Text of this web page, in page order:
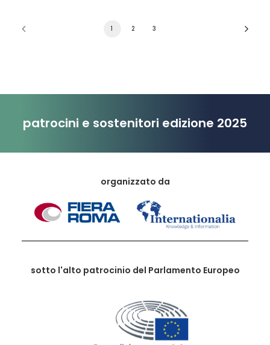
1 2 3
patrocini e sostenitori edizione 2025
organizzato da
sotto l'alto patrocinio del Parlamento Europeo